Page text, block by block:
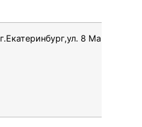
г.Екатеринбург,ул. 8 Марта, 179Б